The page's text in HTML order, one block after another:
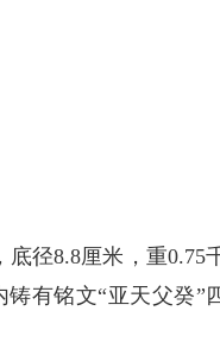
径8.8厘米，重0.75
有铭文“亚天父癸”